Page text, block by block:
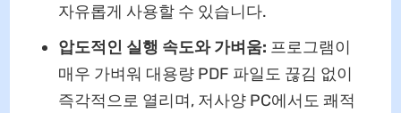
자유롭게 사용할 수 있습니다.
압도적인 실행 속도와 가벼움: 프로그램이
매우 가벼워 대용량 PDF 파일도 끊김 없이
즉각적으로 열리며, 저사양 PC에서도 쾌적